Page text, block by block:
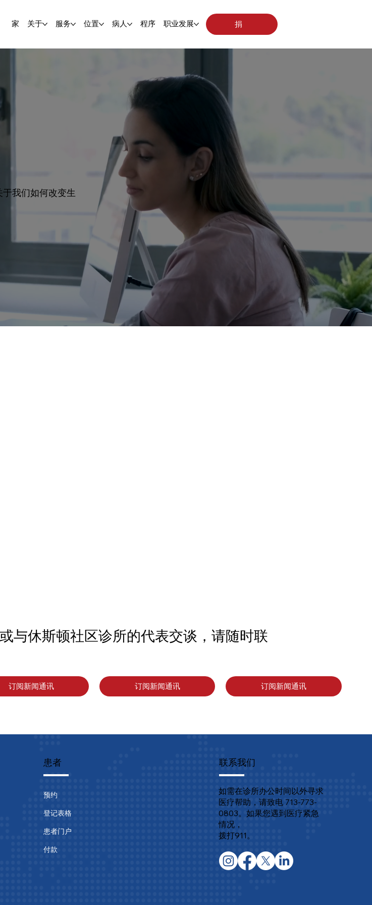
家 关于 服务 位置 病人 程序 职业发展 捐
我们如何改变生
与休斯顿社区诊所的代表交谈，请随时联
订阅新闻通讯 订阅新闻通讯 订阅新闻通讯
患者
预约
登记表格
患者门户
付款
联系我们
如需在诊所办公时间以外寻求
医疗帮助，请致电 713-773-
0803。如果您遇到医疗紧急
情况，
拨打911。